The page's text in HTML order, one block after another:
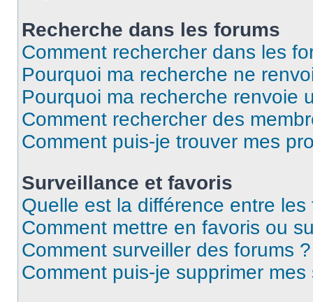
Recherche dans les forums
Comment rechercher dans les
Pourquoi ma recherche ne
Pourquoi ma recherche renvoie
Comment rechercher des
Comment puis-je trouver mes
Surveillance et favoris
Quelle est la différence entre
Comment mettre en favoris ou
Comment surveiller des forums ?
Comment puis-je supprimer